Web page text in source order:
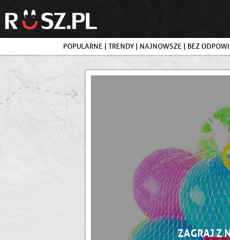
POPULARNE | TRENDY | NAJNOWSZE | BEZ
ZAGRAJ Z